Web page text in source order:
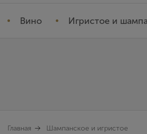
Вино Игристое и
Главная Шампанское и игристое